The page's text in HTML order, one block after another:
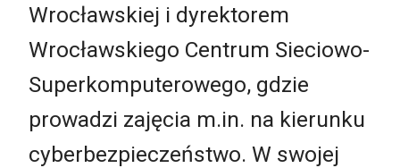
Wrocławskiej i dyrektorem
Wrocławskiego Centrum Sieciowo-
Superkomputerowego, gdzie
prowadzi zajęcia m.in. na kierunku
cyberbezpieczeństwo. W swojej